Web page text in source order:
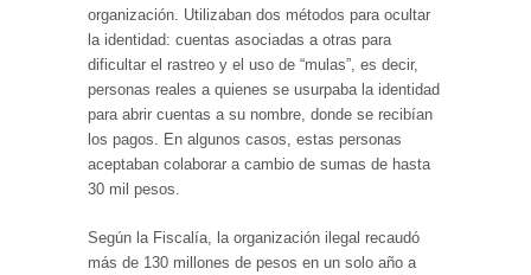
organización. Utilizaban dos métodos para ocultar
la identidad: cuentas asociadas a otras para
dificultar el rastreo y el uso de “mulas”, es decir,
personas reales a quienes se usurpaba la identidad
para abrir cuentas a su nombre, donde se recibían
los pagos. En algunos casos, estas personas
aceptaban colaborar a cambio de sumas de hasta
30 mil pesos.
Según la Fiscalía, la organización ilegal recaudó
más de 130 millones de pesos en un solo año a